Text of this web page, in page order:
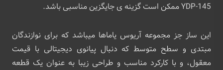
YDP-145 ممکن است گزینه ی جایگزین مناسبی باشد.
این ساز جز مجموعه آریوس یاماها میباشد که برای نوازندگان
مبتدی و سطح متوسط که دنبال پیانوی دیجیتالی با قیمت
معقول، و با کارکرد مناسب و طراحی زیبا به عنوان یک قطعه